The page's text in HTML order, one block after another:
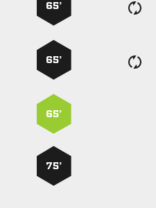
65’
65’
65’
75’